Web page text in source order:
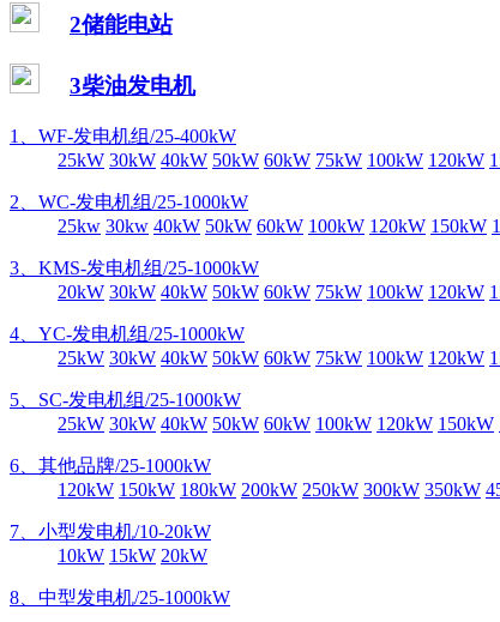
2储能电站
3柴油发电机
1、WF-发电机组/25-400kW
25kW 30kW 40kW 50kW 60kW 75kW 100kW 120kW
2、WC-发电机组/25-1000kW
25kw 30kw 40kW 50kW 60kW 100kW 120kW 150kW
3、KMS-发电机组/25-1000kW
20kW 30kW 40kW 50kW 60kW 75kW 100kW 120kW
4、YC-发电机组/25-1000kW
25kW 30kW 40kW 50kW 60kW 75kW 100kW 120kW
5、SC-发电机组/25-1000kW
25kW 30kW 40kW 50kW 60kW 100kW 120kW 150kW
6、其他品牌/25-1000kW
120kW 150kW 180kW 200kW 250kW 300kW 350kW
7、小型发电机/10-20kW
10kW 15kW 20kW
8、中型发电机/25-1000kW